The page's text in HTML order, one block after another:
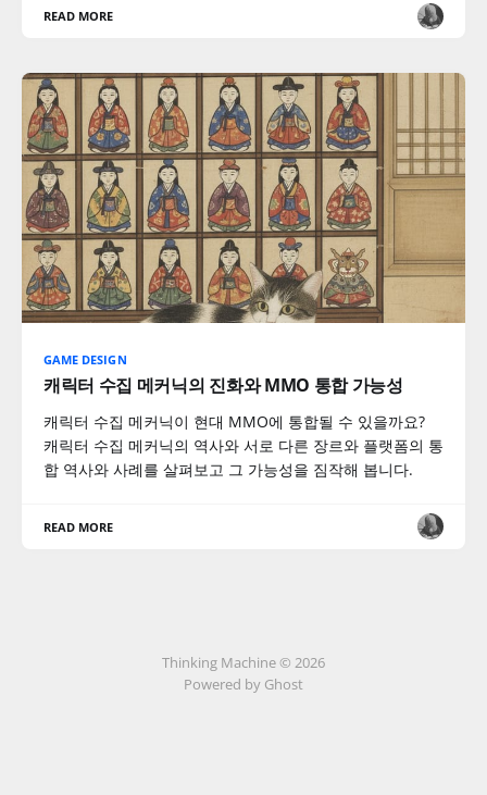
READ MORE
GAME DESIGN
캐릭터 수집 메커닉의 진화와 MMO 통합 가능성
캐릭터 수집 메커닉이 현대 MMO에 통합될 수 있을까요?
캐릭터 수집 메커닉의 역사와 서로 다른 장르와 플랫폼의 통
합 역사와 사례를 살펴보고 그 가능성을 짐작해 봅니다.
READ MORE
Thinking Machine © 2026
Powered by Ghost